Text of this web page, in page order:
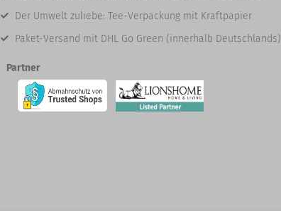
Der Umwelt zuliebe: Tee-Verpackung mit Kraftpapier
Paket-Versand mit DHL Go Green (innerhalb Deutschlands)
Partner